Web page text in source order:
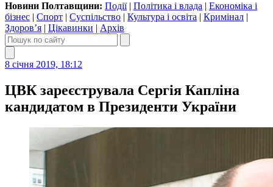
Новини Полтавщини: Події| Політика і влада | Економіка і
бізнес | Спорт | Суспільство | Культура і освіта | Кримінал |
Здоров’я | Цікавинки | Архів
8 січня 2019, 18:12
ЦВК зареєструвала Сергія Капліна
кандидатом в Президенти України